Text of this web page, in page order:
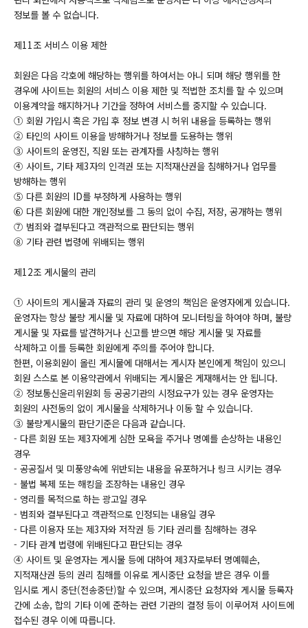
정보를 볼 수 없습니다.
제11조 서비스 이용 제한
회원은 다음 각호에 해당하는 행위를 하여서는 아니 되며 해당 행위를 한
경우에 사이트는 회원의 서비스 이용 제한 및 적법한 조치를 할 수 있으며
이용계약을 해지하거나 기간을 정하여 서비스를 중지할 수 있습니다.
① 회원 가입시 혹은 가입 후 정보 변경 시 허위 내용을 등록하는 행위
② 타인의 사이트 이용을 방해하거나 정보를 도용하는 행위
③ 사이트의 운영진, 직원 또는 관계자를 사칭하는 행위
④ 사이트, 기타 제3자의 인격권 또는 지적재산권을 침해하거나 업무를
방해하는 행위
⑤ 다른 회원의 ID를 부정하게 사용하는 행위
⑥ 다른 회원에 대한 개인정보를 그 동의 없이 수집, 저장, 공개하는 행위
⑦ 범죄와 결부된다고 객관적으로 판단되는 행위
⑧ 기타 관련 법령에 위배되는 행위
제12조 게시물의 관리
① 사이트의 게시물과 자료의 관리 및 운영의 책임은 운영자에게 있습니다.
운영자는 항상 불량 게시물 및 자료에 대하여 모니터링을 하여야 하며, 불량
게시물 및 자료를 발견하거나 신고를 받으면 해당 게시물 및 자료를
삭제하고 이를 등록한 회원에게 주의를 주어야 합니다.
한편, 이용회원이 올린 게시물에 대해서는 게시자 본인에게 책임이 있으니
회원 스스로 본 이용약관에서 위배되는 게시물은 게재해서는 안 됩니다.
② 정보통신윤리위원회 등 공공기관의 시정요구가 있는 경우 운영자는
회원의 사전동의 없이 게시물을 삭제하거나 이동 할 수 있습니다.
③ 불량게시물의 판단기준은 다음과 같습니다.
- 다른 회원 또는 제3자에게 심한 모욕을 주거나 명예를 손상하는 내용인
경우
- 공공질서 및 미풍양속에 위반되는 내용을 유포하거나 링크 시키는 경우
- 불법 복제 또는 해킹을 조장하는 내용인 경우
- 영리를 목적으로 하는 광고일 경우
- 범죄와 결부된다고 객관적으로 인정되는 내용일 경우
- 다른 이용자 또는 제3자와 저작권 등 기타 권리를 침해하는 경우
- 기타 관계 법령에 위배된다고 판단되는 경우
④ 사이트 및 운영자는 게시물 등에 대하여 제3자로부터 명예훼손,
지적재산권 등의 권리 침해를 이유로 게시중단 요청을 받은 경우 이를
임시로 게시 중단(전송중단)할 수 있으며, 게시중단 요청자와 게시물 등록자
간에 소송, 합의 기타 이에 준하는 관련 기관의 결정 등이 이루어져 사이트에
접수된 경우 이에 따릅니다.